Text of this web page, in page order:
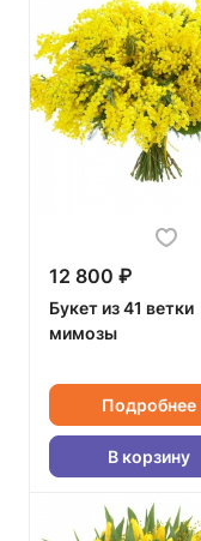
12 800 ₽
Букет из 41 ветки
мимозы
Подробнее
В корзину